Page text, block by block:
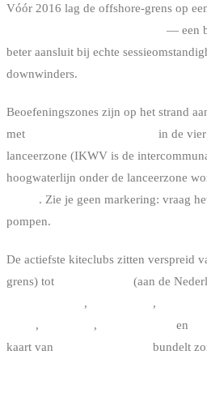
Vóór 2016 lag de offshore-grens op
— een
beter aansluit bij echte
downwinders.
Beoefeningszones zijn op het strand
met
in de
lanceerzone (IKWV is de
hoogwaterlijn onder de lanceerzone
. Zie je geen markering: vraag
pompen.
De actiefste kiteclubs zitten verspreid
grens) tot
(aan de
, ,
, , en
kaart van
bundelt